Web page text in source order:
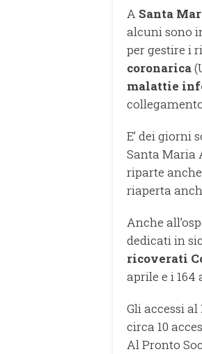
A Santa
alcuni sono
per gestire i
coronarica
malattie
E’ dei giorni
Santa Maria
riparte
riaperta
Anche
dedicati in
ricoverati
aprile e i 164
Gli accessi al
circa 10
Al Pronto